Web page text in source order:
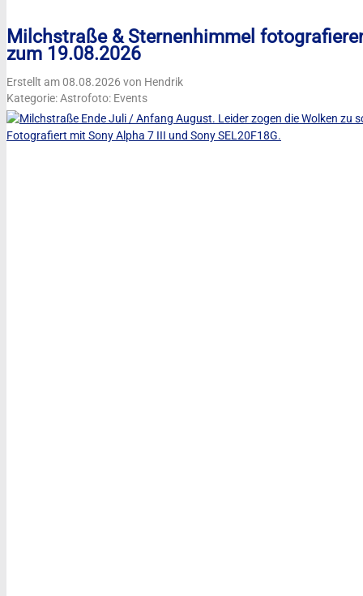
Milchstraße & Sternenhimmel
zum 19.08.2026
Erstellt am 08.08.2026 von Hendrik
Kategorie: Astrofoto: Events